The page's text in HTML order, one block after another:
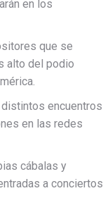
en los
que se
alto del podio
encuentros
en las redes
cábalas y
a conciertos